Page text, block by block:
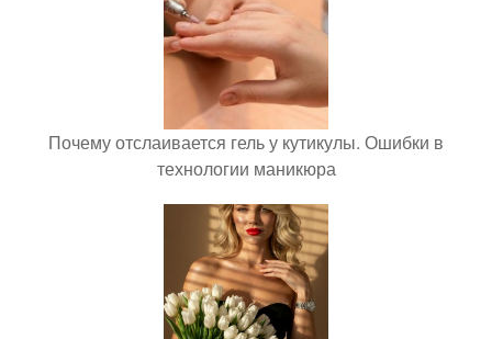
Почему отслаивается гель у кутикулы. Ошибки в
технологии маникюра